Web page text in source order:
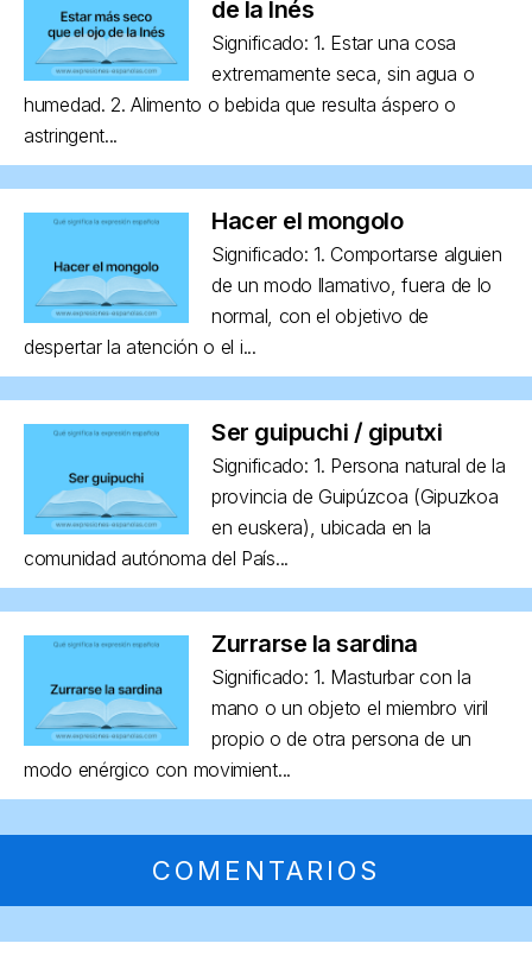
de la Inés
Significado: 1. Estar una cosa
extremamente seca, sin agua o
humedad. 2. Alimento o bebida que resulta áspero o
astringent...
Hacer el mongolo
Significado: 1. Comportarse alguien
de un modo llamativo, fuera de lo
normal, con el objetivo de
despertar la atención o el i...
Ser guipuchi / giputxi
Significado: 1. Persona natural de la
provincia de Guipúzcoa (Gipuzkoa
en euskera), ubicada en la
comunidad autónoma del País...
Zurrarse la sardina
Significado: 1. Masturbar con la
mano o un objeto el miembro viril
propio o de otra persona de un
modo enérgico con movimient...
COMENTARIOS